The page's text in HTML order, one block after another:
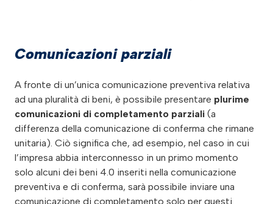
Comunicazioni parziali
A fronte di un’unica comunicazione preventiva relativa
ad una pluralità di beni, è possibile presentare plurime
comunicazioni di completamento parziali (a
differenza della comunicazione di conferma che rimane
unitaria). Ciò significa che, ad esempio, nel caso in cui
l’impresa abbia interconnesso in un primo momento
solo alcuni dei beni 4.0 inseriti nella comunicazione
preventiva e di conferma, sarà possibile inviare una
comunicazione di completamento solo per questi